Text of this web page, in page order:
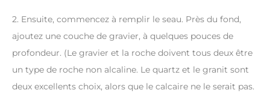
2. Ensuite, commencez à remplir le seau. Près du fond,
ajoutez une couche de gravier, à quelques pouces de
profondeur. (Le gravier et la roche doivent tous deux être
un type de roche non alcaline. Le quartz et le granit sont
deux excellents choix, alors que le calcaire ne le serait pas.